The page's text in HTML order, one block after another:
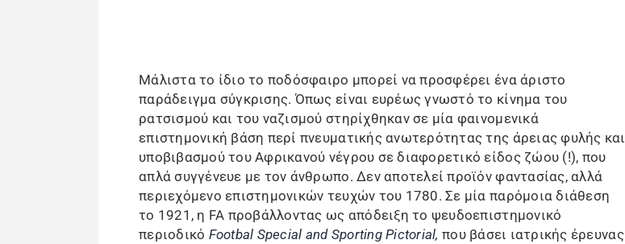
Μάλιστα το ίδιο το ποδόσφαιρο μπορεί να προσφέρει ένα άριστο
παράδειγμα σύγκρισης. Όπως είναι ευρέως γνωστό το κίνημα του
ρατσισμού και του ναζισμού στηρίχθηκαν σε μία φαινομενικά
επιστημονική βάση περί πνευματικής ανωτερότητας της άρειας φυλής και
υποβιβασμού του Αφρικανού νέγρου σε διαφορετικό είδος ζώου (!), που
απλά συγγένευε με τον άνθρωπο. Δεν αποτελεί προϊόν φαντασίας, αλλά
περιεχόμενο επιστημονικών τευχών του 1780. Σε μία παρόμοια διάθεση
το 1921, η FA προβάλλοντας ως απόδειξη το ψευδοεπιστημονικό
περιοδικό Footbal Special and Sporting Pictorial,που βάσει ιατρικής έρευνας